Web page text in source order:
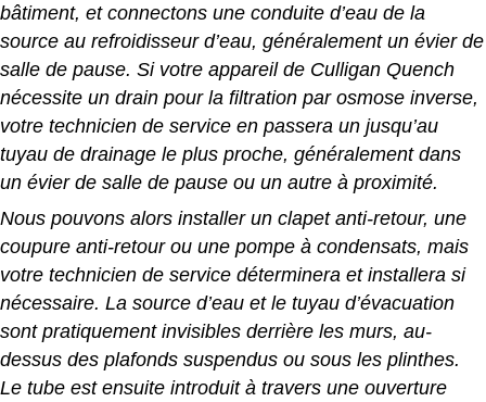
bâtiment, et connectons une conduite d’eau de la
source au refroidisseur d’eau, généralement un évier de
salle de pause. Si votre appareil de Culligan Quench
nécessite un drain pour la filtration par osmose inverse,
votre technicien de service en passera un jusqu’au
tuyau de drainage le plus proche, généralement dans
un évier de salle de pause ou un autre à proximité.
Nous pouvons alors installer un clapet anti-retour, une
coupure anti-retour ou une pompe à condensats, mais
votre technicien de service déterminera et installera si
nécessaire. La source d’eau et le tuyau d’évacuation
sont pratiquement invisibles derrière les murs, au-
dessus des plafonds suspendus ou sous les plinthes.
Le tube est ensuite introduit à travers une ouverture